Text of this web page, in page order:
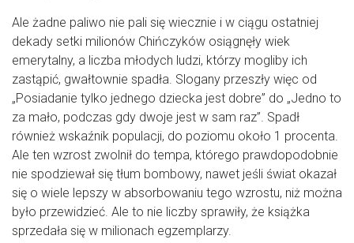
Ale żadne paliwo nie pali się wiecznie i w ciągu ostatniej
dekady setki milionów Chińczyków osiągnęły wiek
emerytalny, a liczba młodych ludzi, którzy mogliby ich
zastąpić, gwałtownie spadła. Slogany przeszły więc od
„Posiadanie tylko jednego dziecka jest dobre” do „Jedno to
za mało, podczas gdy dwoje jest w sam raz”. Spadł
również wskaźnik populacji, do poziomu około 1 procenta.
Ale ten wzrost zwolnił do tempa, którego prawdopodobnie
nie spodziewał się tłum bombowy, nawet jeśli świat okazał
się o wiele lepszy w absorbowaniu tego wzrostu, niż można
było przewidzieć. Ale to nie liczby sprawiły, że książka
sprzedała się w milionach egzemplarzy.